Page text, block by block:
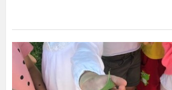
Švęsime
Žolines